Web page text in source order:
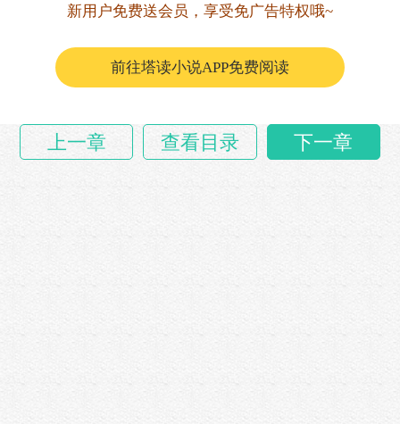
新用户免费送会员，享受免广告特权哦~
前往塔读小说APP免费阅读
上一章 查看目录 下一章